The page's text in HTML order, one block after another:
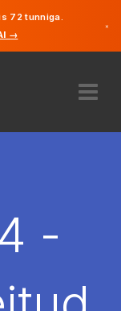
72 tunniga.
→
×
-